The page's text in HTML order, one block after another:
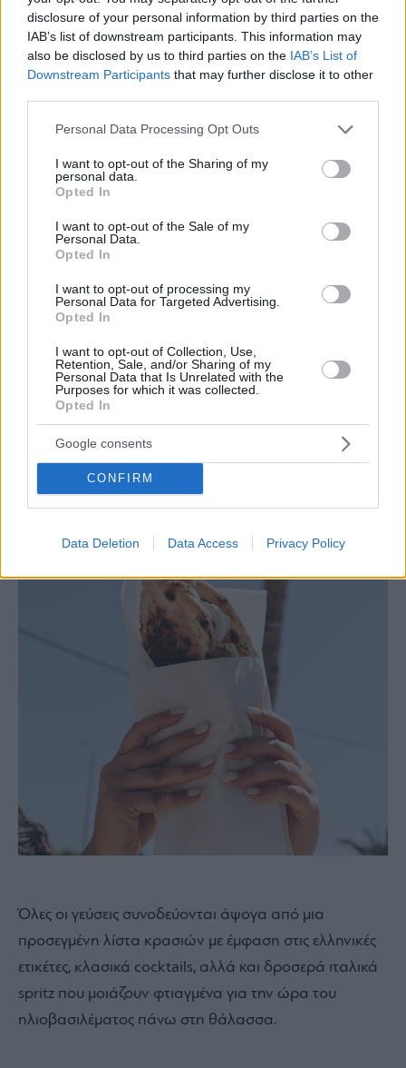
disclosure of your personal information by third parties on the
IAB’s list of downstream participants. This information may
also be disclosed by us to third parties on the IAB’s List of
Downstream Participants that may further disclose it to other
Please note that this website/app uses one or more Google
not limited to your visit or usage behaviour. You may click to
grant or deny consent to Google and its third-party tags to
use your data for below specified purposes in below Google
consent section.
Personal Data Processing Opt Outs
I want to opt-out of the Sharing of my
personal data.
Opted In
I want to opt-out of the Sale of my
Personal Data.
Opted In
I want to opt-out of processing my
Personal Data for Targeted Advertising.
Opted In
I want to opt-out of Collection, Use,
Retention, Sale, and/or Sharing of my
Personal Data that Is Unrelated with the
Purposes for which it was collected.
Opted In
Google consents
CONFIRM
Data Deletion Data Access Privacy Policy
καλτσόνε αλλά και αυθεντικά panuozzo (η περίφημη
ιταλική εκδοχή του premium σάντουιτς). Αν ο χρόνος
σου είναι περιορισμένος, μπορείς να τα πάρεις όλα στο
παραλία.
Όλες οι γεύσεις συνοδεύονται άψογα από μια
προσεγμένη λίστα κρασιών με έμφαση στις ελληνικές
ετικέτες, κλασικά cocktails, αλλά και δροσερά ιταλικά
spritz που μοιάζουν φτιαγμένα για την ώρα του
ηλιοβασιλέματος πάνω στη θάλασσα.